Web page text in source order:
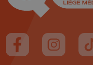
Suivez-nous sur
Suivez-